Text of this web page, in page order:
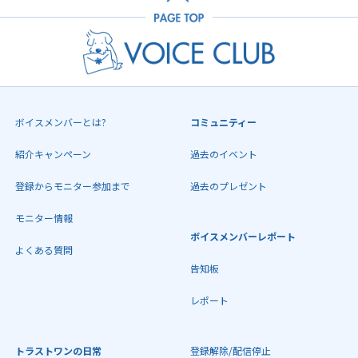
ボイスメンバーとは?
紹介キャンペーン
登録からモニター参加まで
モニター情報
よくある質問
コミュニティー
過去のイベント
過去のプレゼント
ボイスメンバーレポート
告知板
レポート
トラストワンの日常 登録解除/配信停止